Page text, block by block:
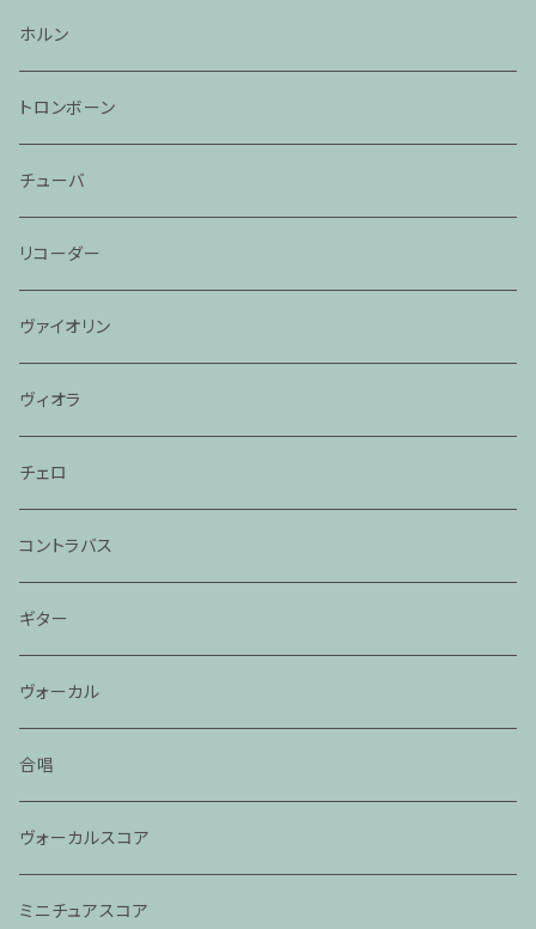
ホルン
トロンボーン
チューバ
リコーダー
ヴァイオリン
ヴィオラ
チェロ
コントラバス
ギター
ヴォーカル
合唱
ヴォーカルスコア
ミニチュアスコア